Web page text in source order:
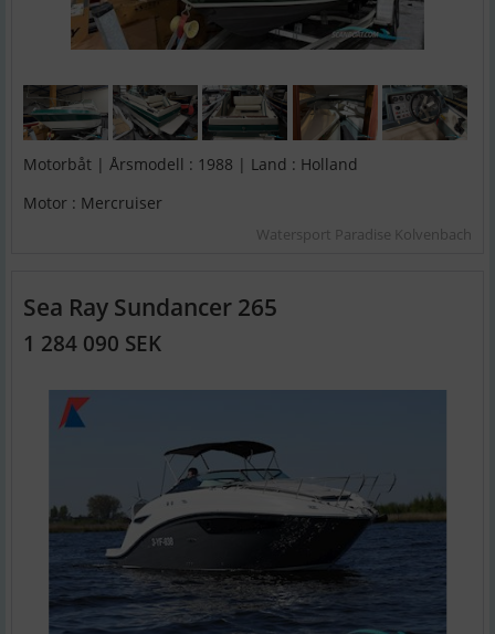
Motorbåt | Årsmodell : 1988 | Land : Holland
Motor : Mercruiser
Watersport Paradise Kolvenbach
Sea Ray Sundancer 265
1 284 090 SEK